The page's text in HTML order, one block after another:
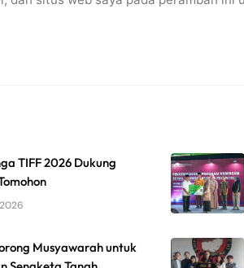
TIFF 2026 Dukung
Musyawarah untuk